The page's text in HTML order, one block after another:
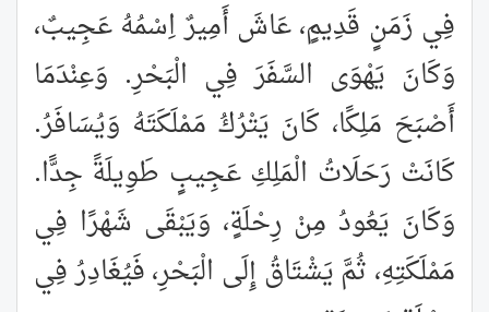
فِي زَمَنٍ قَدِيمٍ، عَاشَ أَمِيرٌ اِسْمُهُ عَجِيبٌ،
وَكَانَ يَهْوَى السَّفَرَ فِي الْبَحْرِ. وَعِنْدَمَا
أَصْبَحَ مَلِكًا، كَانَ يَتْرُكُ مَمْلَكَتَهُ وَيُسَافَرُ.
كَانَتْ رَحَلَاتُ الْمَلِكِ عَجِيبٍ طَوِيلَةً جِدًّا.
وَكَانَ يَعُودُ مِنْ رِحْلَةٍ، وَيَبْقَى شَهْرًا فِي
مَمْلَكَتِهِ، ثُمَّ يَشْتَاقُ إِلَى الْبَحْرِ، فَيُغَادِرُ فِي